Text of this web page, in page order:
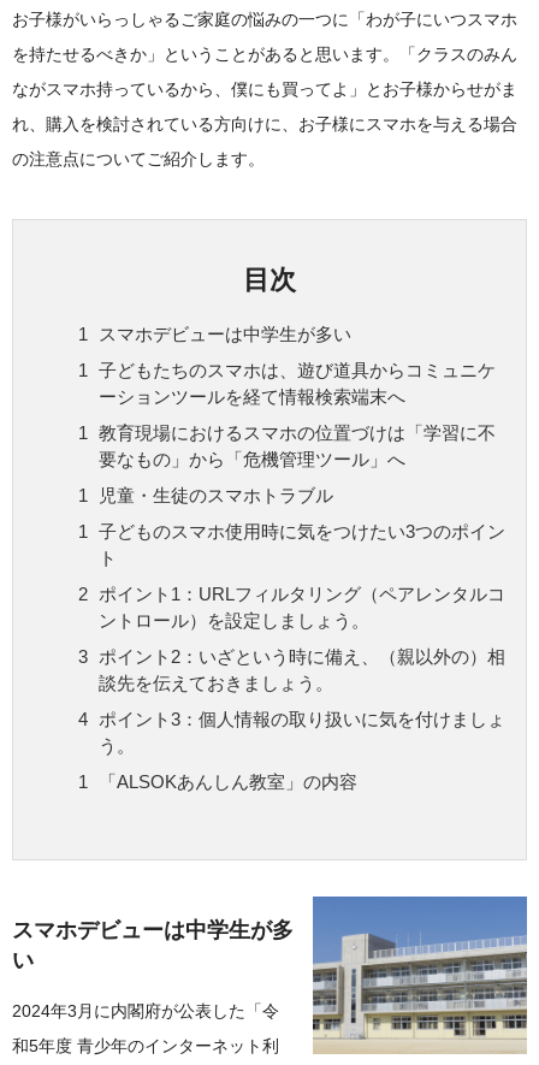
お子様がいらっしゃるご家庭の悩みの一つに「わが子にいつスマホ
を持たせるべきか」ということがあると思います。「クラスのみん
ながスマホ持っているから、僕にも買ってよ」とお子様からせがま
れ、購入を検討されている方向けに、お子様にスマホを与える場合
の注意点についてご紹介します。
目次
スマホデビューは中学生が多い
子どもたちのスマホは、遊び道具からコミュニケ
ーションツールを経て情報検索端末へ
教育現場におけるスマホの位置づけは「学習に不
要なもの」から「危機管理ツール」へ
児童・生徒のスマホトラブル
子どものスマホ使用時に気をつけたい3つのポイン
ト
ポイント1：URLフィルタリング（ペアレンタルコ
ントロール）を設定しましょう。
ポイント2：いざという時に備え、（親以外の）相
談先を伝えておきましょう。
ポイント3：個人情報の取り扱いに気を付けましょ
う。
「ALSOKあんしん教室」の内容
スマホデビューは中学生が多
い
2024年3月に内閣府が公表した「令
和5年度 青少年のインターネット利